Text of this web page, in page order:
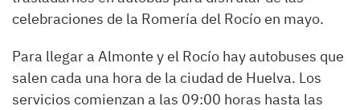
celebraciones de la Romería del Rocío en mayo.
Para llegar a Almonte y el Rocío hay autobuses que
salen cada una hora de la ciudad de Huelva. Los
servicios comienzan a las 09:00 horas hasta las